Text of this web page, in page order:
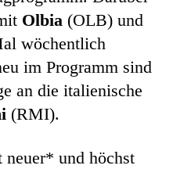
Olbia (OLB) und
wöchentlich
im Programm sind
an die italienische
(RMI).
und höchst